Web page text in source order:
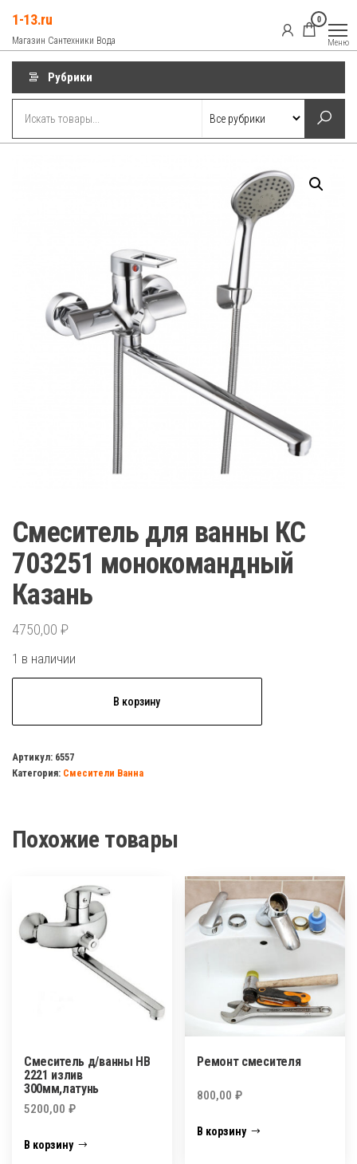
содержимому
1-13.ru
Магазин Сантехники Вода
0
Меню
Рубрики
Смеситель для ванны КС
703251 монокомандный
Казань
4750,00 ₽
1 в наличии
для
ванны
монокомандный
В корзину
Артикул: 6557
Категория: Смесители Ванна
Похожие товары
Смеситель д/ванны HB
2221 излив
300мм,латунь
5200,00 ₽
В корзину
Ремонт смесителя
800,00₽
В корзину